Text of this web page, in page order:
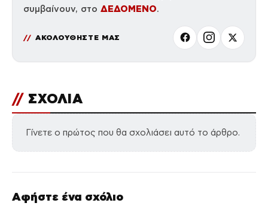
συμβαίνουν, στο ΔΕΔΟΜΕΝΟ.
ΑΚΟΛΟΥΘΗΣΤΕ ΜΑΣ
// ΣΧΟΛΙΑ
Γίνετε ο πρώτος που θα σχολιάσει αυτό το άρθρο.
Αφήστε ένα σχόλιο